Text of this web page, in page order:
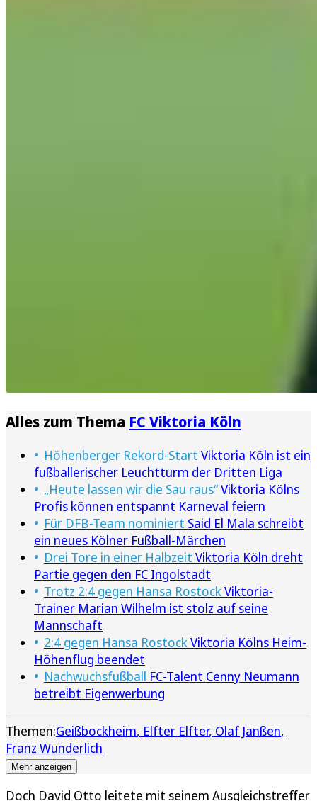
Alles zum Thema FC Viktoria Köln
Höhenberger Rekord-Start Viktoria Köln ist ein
fußballerischer Leuchtturm der Dritten Liga
„Heute lassen wir die Sau raus“Viktoria Kölns
Profis können entspannt Karneval feiern
Für DFB-Team nominiert Said El Mala schreibt
ein neues Kölner Fußball-Märchen
Drei Tore in einer Halbzeit Viktoria Köln dreht
Partie gegen den FC Ingolstadt
Trotz 2:4 gegen Hansa RostockViktoria-
Trainer Marian Wilhelm ist stolz auf seine
Mannschaft
2:4 gegen Hansa RostockViktoria Kölns Heim-
Höhenflug beendet
Nachwuchsfußball FC-Talent Cenny Neumann
betreibt Eigenwerbung
Themen:Geißbockheim Elfter Elfter Olaf Janßen
Franz Wunderlich
Mehr anzeigen
Doch David Otto leitete mit seinem Ausgleichstreffer